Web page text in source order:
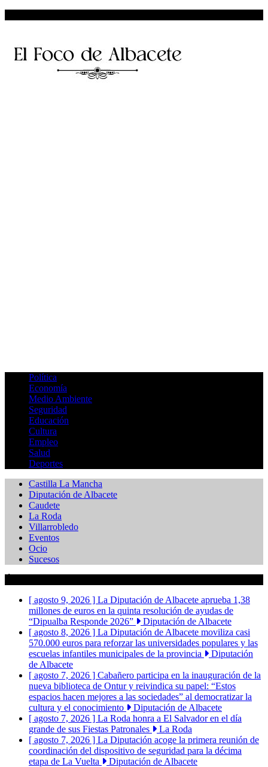
Política
Economía
Medio Ambiente
Seguridad
Educación
Cultura
Empleo
Salud
Deportes
Castilla La Mancha
Diputación de Albacete
Caudete
La Roda
Villarrobledo
Eventos
Ocio
Sucesos
[ agosto 9, 2026 ] La Diputación de Albacete aprueba 1,38
millones de euros en la quinta resolución de ayudas de
“Dipualba Responde 2026”
Diputación de Albacete
[ agosto 8, 2026 ] La Diputación de Albacete moviliza casi
570.000 euros para reforzar las universidades populares y las
escuelas infantiles municipales de la provincia
Diputación
de Albacete
[ agosto 7, 2026 ] Cabañero participa en la inauguración de la
nueva biblioteca de Ontur y reivindica su papel: “Estos
espacios hacen mejores a las sociedades” al democratizar la
cultura y el conocimiento
Diputación de Albacete
[ agosto 7, 2026 ] La Roda honra a El Salvador en el día
grande de sus Fiestas Patronales
La Roda
[ agosto 7, 2026 ] La Diputación acoge la primera reunión de
coordinación del dispositivo de seguridad para la décima
etapa de La Vuelta
Diputación de Albacete